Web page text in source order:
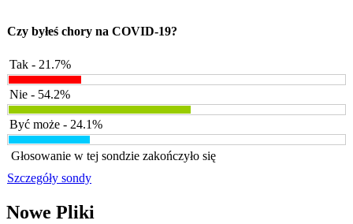
Czy byłeś chory na COVID-19?
Tak - 21.7%
Nie - 54.2%
Być może - 24.1%
Głosowanie w tej sondzie zakończyło się
Szczegóły sondy
Nowe Pliki